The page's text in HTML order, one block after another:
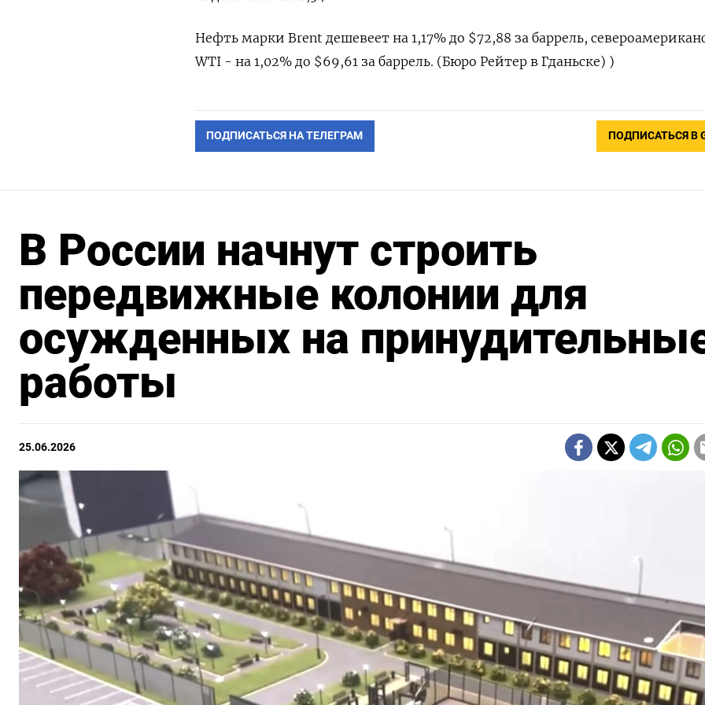
Нефть марки ‌Brent дешевеет на 1,17% до $72,88 за баррель,
WTI - на 1,02% до $69,61 ‌за баррель. (Бюро Рейтер в Гданьске) )
ПОДПИСАТЬСЯ НА ТЕЛЕГРАМ ПОДПИСАТЬСЯ В
В России начнут строить
передвижные колонии для
осужденных на
работы
25.06.2026